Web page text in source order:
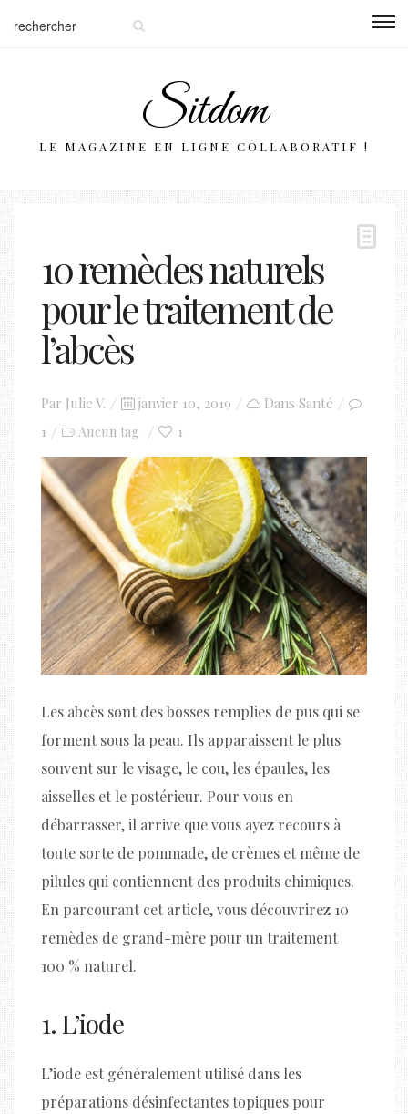
Sitdom
LE MAGAZINE EN LIGNE COLLABORATIF !
10 remèdes naturels
pour le traitement de
l’abcès
Par Julie V.
Posted
on
janvier 10, 2019 Dans Santé
1
Aucun tag 1
Les abcès sont des bosses remplies de pus qui se
forment sous la peau. Ils apparaissent le plus
souvent sur le visage, le cou, les épaules, les
aisselles et le postérieur. Pour vous en
débarrasser, il arrive que vous ayez recours à
toute sorte de pommade, de crèmes et même de
pilules qui contiennent des produits chimiques.
En parcourant cet article, vous découvrirez 10
remèdes de grand-mère pour un traitement
100 % naturel.
1. L’iode
L’iode est généralement utilisé dans les
préparations désinfectantes topiques pour